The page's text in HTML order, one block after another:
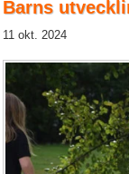
Barns
11 okt. 2024